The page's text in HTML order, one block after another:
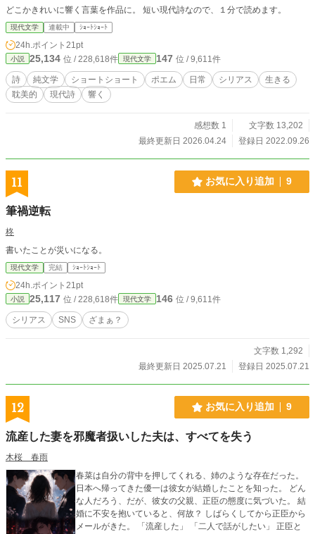
どこかきれいに響く言葉を作品に。 短い現代詩なので、１分で読めます。
現代文学 連載中 ｼｮｰﾄｼｮｰﾄ
24h.ポイント 21pt
小説 25,134 位 / 228,618件 現代文学 147 位 / 9,611件
詩 純文学 ショートショート ポエム 日常 シリアス
生きる
耽美的
現代詩 響く
感想数 1
文字数 13,202
最終更新日 2026.04.24
登録日 2022.09.26
11 お気に入り追加 9
筆禍逆転
柊
書いたことが災いになる。
現代文学 完結 ｼｮｰﾄｼｮｰﾄ
24h.ポイント 21pt
小説 25,117 位 / 228,618件 現代文学 146 位 / 9,611件
シリアス SNS ざまぁ？
文字数 1,292
最終更新日 2025.07.21
登録日 2025.07.21
12 お気に入り追加 9
流産した妻を邪魔者扱いした夫は、すべてを失う
木桜 春雨
春菜は自分の背中を押してくれる、姉のような存在だった。
日本へ帰ってきた優一は彼女が結婚したことを知った。 どん
な人だろう、だが、彼女の父親、正臣の態度に気づいた。 結
婚に不安を抱いていると、何故？ しばらくしてから正臣から
メールがきた。 「流産した」 「二人で話がしたい」 正臣と